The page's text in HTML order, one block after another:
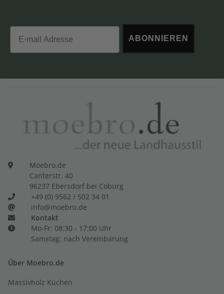
Email
ABONNIEREN
Moebro.de
Canterstr. 40
96237 Ebersdorf bei Coburg
+49 (0) 9562 / 502 34 01
info@moebro.de
Kontakt
Mo-Fr: 08:30 - 17:00 Uhr
Samstag: nach Vereinbarung
Über Moebro.de
Massivholz Küchen